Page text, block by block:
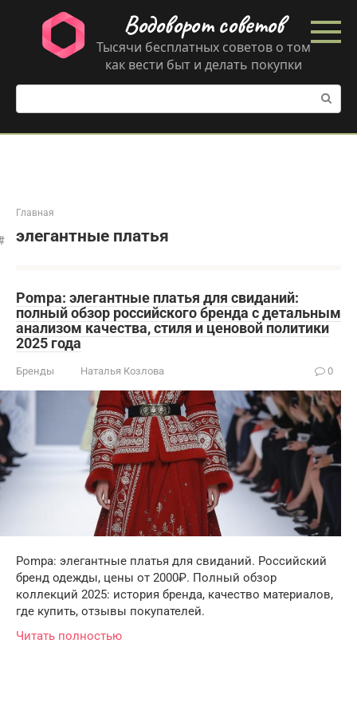
контенту
Водоворот советов
Тысячи бесплатных советов о том
как вести быт и делать покупки
Поиск:
Главная
элегантные платья
Pompa: элегантные платья для свиданий:
полный обзор российского бренда с детальным
анализом качества, стиля и ценовой политики
2025 года
Бренды Наталья Козлова 0
Pompa: элегантные платья для свиданий. Российский
бренд одежды, цены от 2000₽. Полный обзор
коллекций 2025: история бренда, качество материалов,
где купить, отзывы покупателей.
Читать полностью